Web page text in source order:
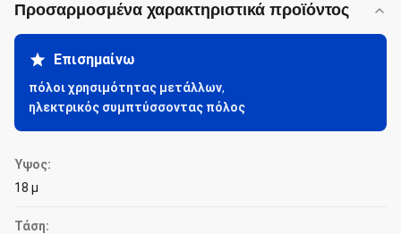
Προσαρμοσμένα χαρακτηριστικά προϊόντος
Επισημαίνω
πόλοι χρησιμότητας μετάλλων,
ηλεκτρικός συμπτύσσοντας πόλος
Ύψος:
18 μ
Τάση: